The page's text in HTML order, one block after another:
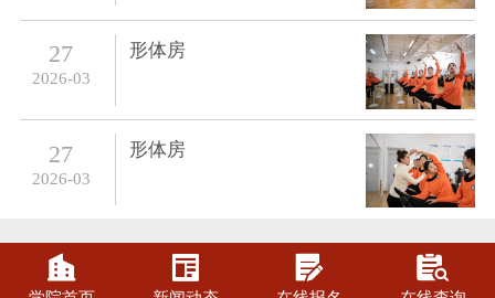
27
2026-03
形体房
27
2026-03
形体房
   